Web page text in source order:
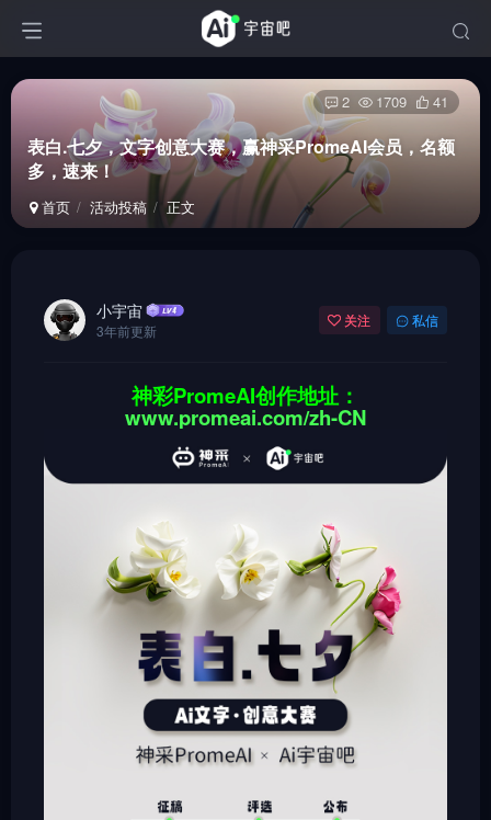
表白.七夕，文字创意大赛，赢神采PromeAI会员，名额
多，速来！
首页 活动投稿 正文
2 1709 41
小宇宙
3年前更新
关注 私信
神彩PromeAI创作地址：
www.promeai.com/zh-CN